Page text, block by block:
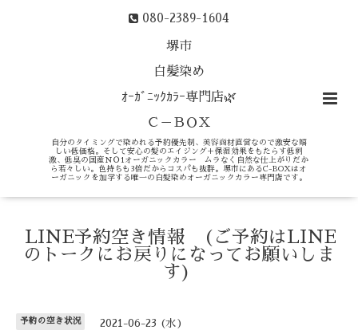
080-2389-1604
堺市
白髪染め
ｵｰｶﾞﾆｯｸｶﾗｰ専門店🌿
Ｃ－ＢＯＸ
自分のタイミングで染めれる予約優先制、美容商材直営なので激安な嬉
しい低価格。そして安心の髪のエイジング＋保湿効果をもたらす低刺
激、低臭の国産ＮＯ1オーガニックカラー ムラなく自然な仕上がりだか
ら若々しい。色持ちも3倍だからコスパも抜群。堺市にあるC-BOXはオ
ーガニックを加学する唯一の白髪染めオーガニックカラー専門店です。
LINE予約空き情報 (ご予約はLINE
のトークにお戻りになってお願いしま
す)
予約の空き状況 2021-06-23 (水)